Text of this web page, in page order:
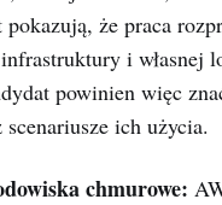
że praca
i własnej
powinien więc
ich użycia.
chmurowe: